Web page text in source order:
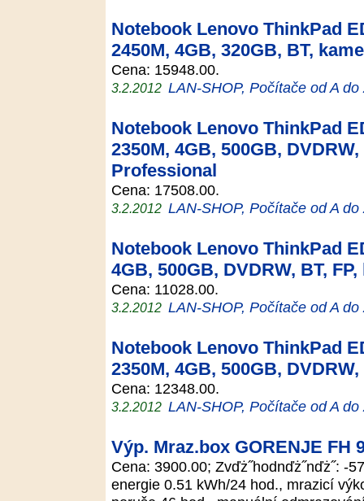
Notebook Lenovo ThinkPad
2450M, 4GB, 320GB, BT,
Cena: 15948.00.
3.2.2012 LAN-SHOP, Počítače od A do
Notebook Lenovo ThinkPad
2350M, 4GB, 500GB,
Professional
Cena: 17508.00.
3.2.2012 LAN-SHOP, Počítače od A do
Notebook Lenovo ThinkPad
4GB, 500GB, DVDRW, BT,
Cena: 11028.00.
3.2.2012 LAN-SHOP, Počítače od A do
Notebook Lenovo ThinkPad
2350M, 4GB, 500GB,
Cena: 12348.00.
3.2.2012 LAN-SHOP, Počítače od A do
Výp. Mraz.box GORENJE FH
Cena: 3900.00; Zvďż˝hodnďż˝nďż˝: -
energie 0.51 kWh/24 hod., mrazicí